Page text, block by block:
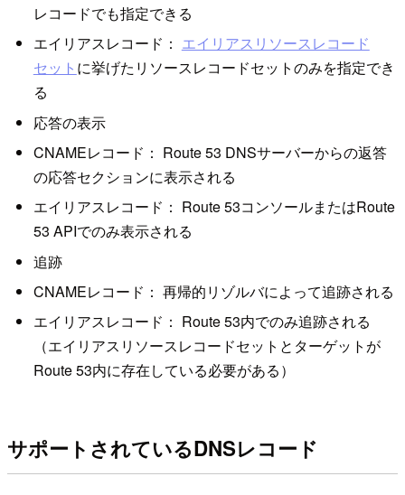
レコードでも指定できる
エイリアスレコード： エイリアスリソースレコード
セット に挙げたリソースレコードセットのみを指定でき
る
応答の表示
CNAMEレコード： Route 53 DNSサーバーからの返答
の応答セクションに表示される
エイリアスレコード： Route 53コンソールまたはRoute
53 APIでのみ表示される
追跡
CNAMEレコード： 再帰的リゾルバによって追跡される
エイリアスレコード： Route 53内でのみ追跡される
（エイリアスリソースレコードセットとターゲットが
Route 53内に存在している必要がある）
サポートされているDNSレコード